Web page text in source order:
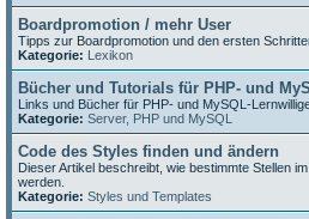
Boardpromotion / mehr User
Tipps zur Boardpromotion und den ersten
Kategorie: Lexikon
Bücher und Tutorials für PHP- und
Links und Bücher für PHP- und MySQL-
Kategorie: Server, PHP und MySQL
Code des Styles finden und ändern
Dieser Artikel beschreibt, wie bestimmte Stellen
werden.
Kategorie: Styles und Templates